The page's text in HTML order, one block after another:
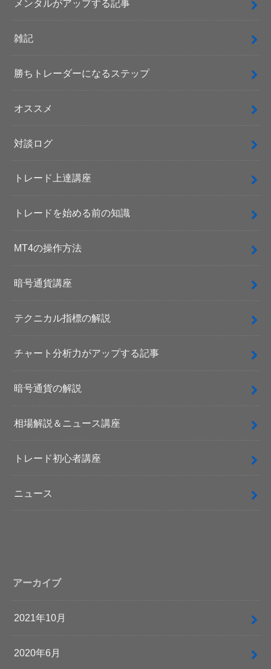
メンタルがアップする記事
雑記
勝ちトレーダーになるステップ
オススメ
対談ログ
トレード上達講座
トレードを始める前の知識
MT4の操作方法
暗号通貨講座
テクニカル指標の解説
チャート分析力がアップする記事
暗号通貨の解説
相場解説＆ニュース講座
トレード初心者講座
ニュース
アーカイブ
2021年10月
2020年6月